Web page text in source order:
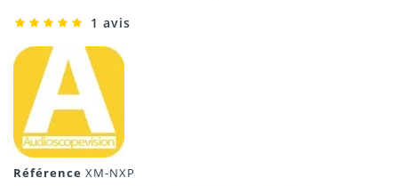
1 avis
Référence XM-NXP